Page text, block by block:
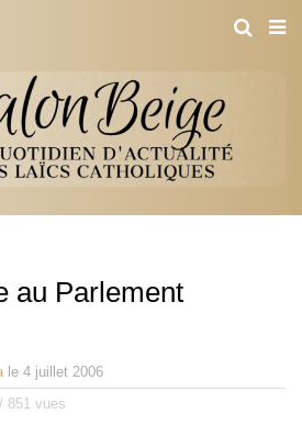
au Parlement
le 4 juillet 2006
/ 851 vues